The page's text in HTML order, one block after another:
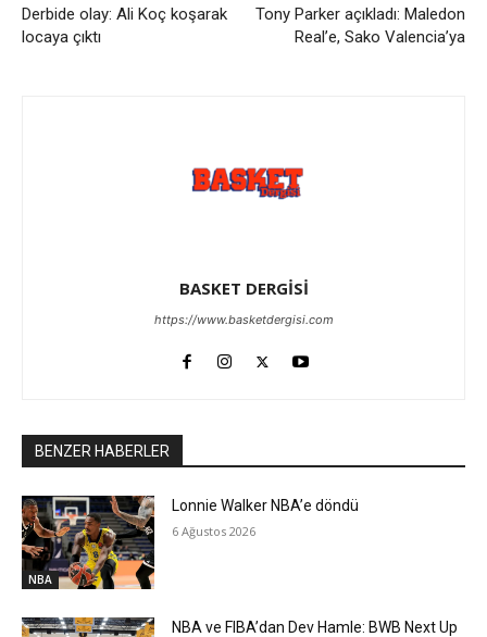
Derbide olay: Ali Koç koşarak
locaya çıktı
Tony Parker açıkladı: Maledon
Real’e, Sako Valencia’ya
BASKET DERGİSİ
https://www.basketdergisi.com
BENZER HABERLER
NBA
Lonnie Walker NBA’e döndü
6 Ağustos 2026
NBA ve FIBA’dan Dev Hamle: BWB Next Up